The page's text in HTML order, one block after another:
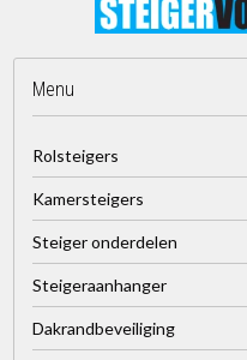
Menu
Rolsteigers
Kamersteigers
Steiger onderdelen
Steigeraanhanger
Dakrandbeveiliging